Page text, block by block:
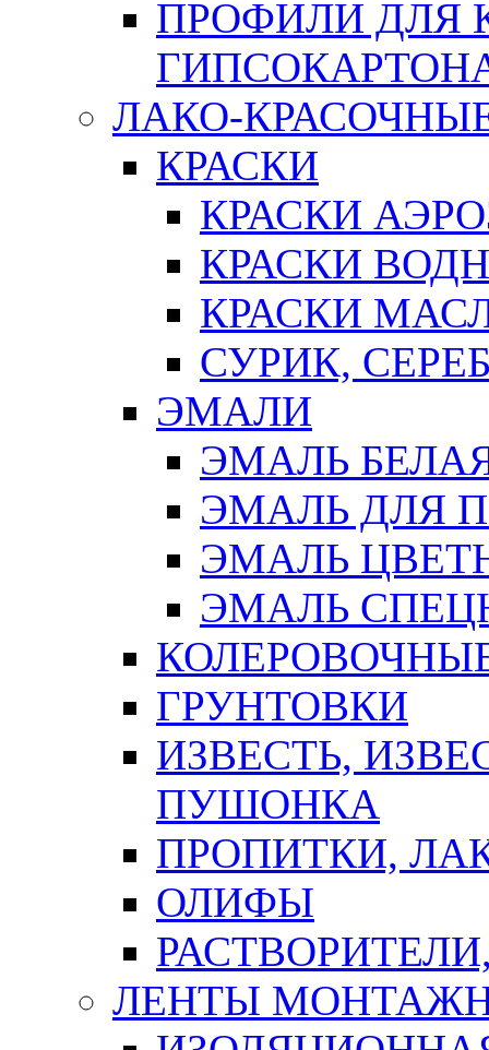
ПРОФИЛИ ДЛЯ
ЛАКО-
КРАСКИ
КРАСКИ
КРАСКИ
КРАСКИ
СУРИК,
ЭМАЛИ
ЭМАЛЬ
ЭМАЛЬ ДЛЯ
ЭМАЛЬ
ЭМАЛЬ
ГРУНТОВКИ
ИЗВЕСТЬ,
ПУШОНКА
ПРОПИТКИ,
ОЛИФЫ
ЛЕНТЫ